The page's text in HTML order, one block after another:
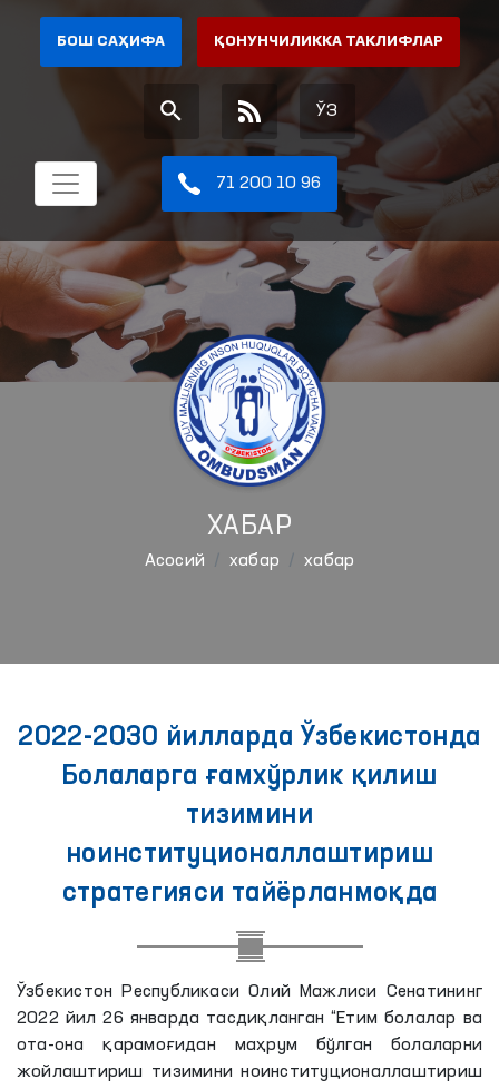
БОШ САҲИФА ҚОНУНЧИЛИККА ТАКЛИФЛАР
ЎЗ
71 200 10 96
ХАБАР
Aсосий хабар хабар
2022-2030 йилларда Ўзбекистонда
Болаларга ғамхўрлик қилиш
тизимини
ноинституционаллаштириш
стратегияси тайёрланмоқда
Ўзбекистон Республикаси Олий Мажлиси Сенатининг
2022 йил 26 январда тасдиқланган “Етим болалар ва
ота-она қарамоғидан маҳрум бўлган болаларни
жойлаштириш тизимини ноинституционаллаштириш